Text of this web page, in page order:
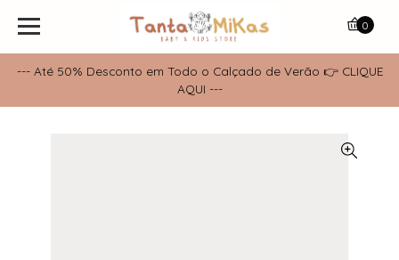
--- Até 50% Desconto em Todo o Calçado de Verão 👉 CLIQUE
AQUI ---
0